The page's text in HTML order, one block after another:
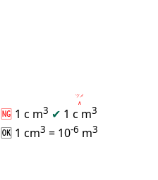
🆖 1 c m3 ✔ 1 c
∧
ツメ
m3
🆗 1 cm3 = 10-6 m3